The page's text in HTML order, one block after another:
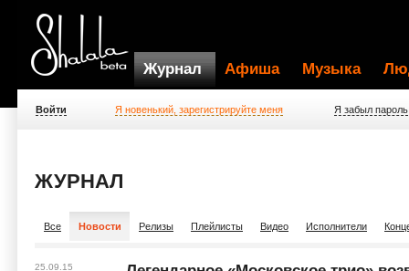
Журнал Афиша Музыка
Войти Я новенький, зарегистрируйте меня Я забыл пароль
ЖУРНАЛ
Все Новости Релизы Плейлисты Видео Исполнители
25.09.15